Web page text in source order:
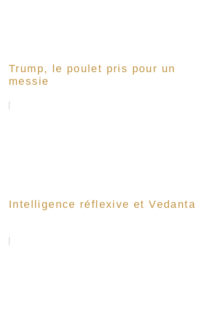
Trump, le poulet pris pour un
messie
Intelligence réflexive et Vedanta